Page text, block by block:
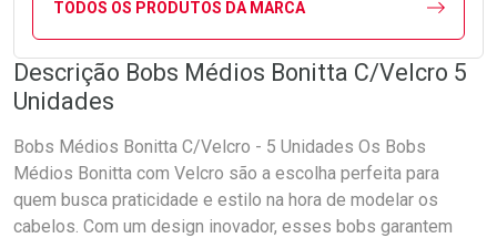
TODOS OS PRODUTOS DA MARCA
Descrição Bobs Médios Bonitta C/Velcro 5
Unidades
Bobs Médios Bonitta C/Velcro - 5 Unidades Os Bobs
Médios Bonitta com Velcro são a escolha perfeita para
quem busca praticidade e estilo na hora de modelar os
cabelos. Com um design inovador, esses bobs garantem